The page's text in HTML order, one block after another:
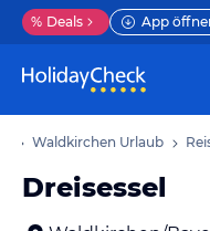
% Deals App
Waldkirchen Urlaub
Dreisessel